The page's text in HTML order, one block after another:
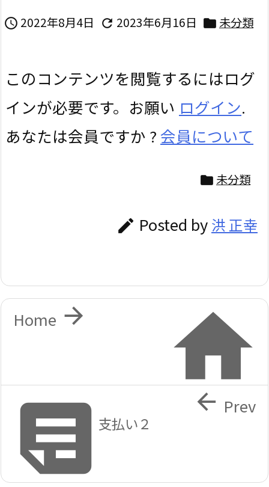
 2022年8月4日  2023年6月16日  未分類
このコンテンツを閲覧するにはログ
インが必要です。お願い ログイン.
あなたは会員ですか ? 会員について
 未分類
 Posted by 洪 正幸


Home
支払い２
 Prev